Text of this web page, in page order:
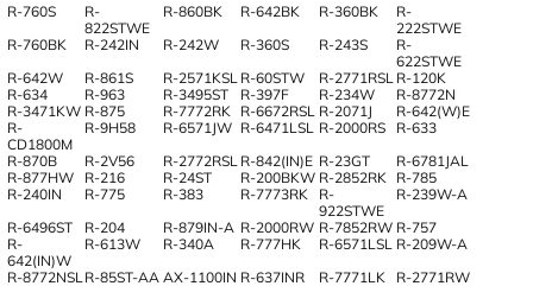
R-760S
R-
822STWE
R-860BK R-642BK R-360BK
R-
222STWE
R-760BK
R-242IN R-242W R-360S R-243S
R-
622STWE
R-642W
R-861S R-2571KSL R-60STW R-2771RSL R-120K
R-634
R-963 R-3495ST R-397F R-234W
R-8772N
R-3471KW R-875 R-7772RK R-6672RSL R-2071J
R-642(W)E
R-
CD1800M
R-9H58 R-6571JW R-6471LSL R-2000RS
R-633
R-870B
R-2V56 R-2772RSL R-842(IN)E R-23GT
R-6781JAL
R-877HW
R-216 R-24ST R-200BKW R-2852RK
R-785
R-240IN
R-775 R-383 R-7773RK
R-
922STWE
R-239W-A
R-6496ST
R-204 R-879IN-A R-2000RW R-7852RW R-757
R-
642(IN)W
R-613W R-340A R-777HK R-6571LSL R-209W-A
R-8772NSL R-85ST-AA AX-1100IN R-637INR R-7771LK
R-2771RW